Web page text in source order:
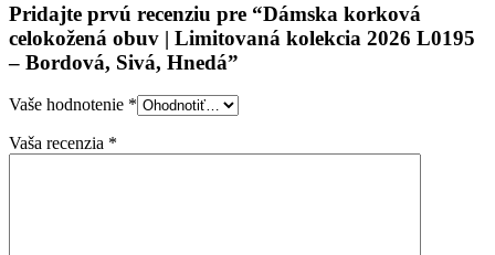
Pridajte prvú recenziu pre “Dámska korková
celokožená obuv | Limitovaná kolekcia 2026 L0195
– Bordová, Sivá, Hnedá”
Vaše hodnotenie *
Vaša recenzia *